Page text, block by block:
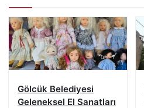
Gölcük Belediyesi
Geleneksel El Sanatları